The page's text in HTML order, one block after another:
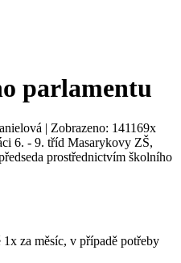
parlamentu
| Zobrazeno: 141169x
6. - 9. tříd Masarykovy ZŠ,
prostřednictvím školního
za měsíc, v případě potřeby